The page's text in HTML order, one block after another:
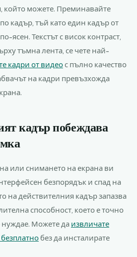
който можете. Преминавайте
кадър, тъй като един кадър от
ясен. Текстът с висок контраст,
тъмна лента, се чете най-
кадри от видео с пълно качество
на кадри превъзхожда
кадър побеждава
или снимането на екрана ви
безпорядък и спад на
на действителния кадър запазва
способност, което е точно
нуждае. Можете да извличате
без да инсталирате